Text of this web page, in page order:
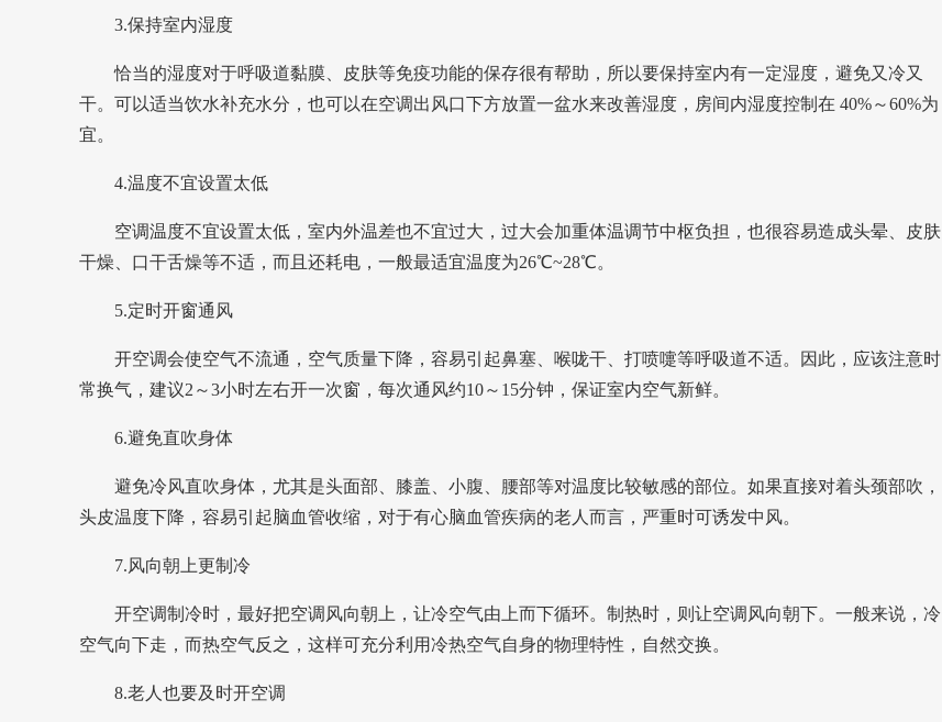
3.保持室内湿度
恰当的湿度对于呼吸道黏膜、皮肤等免疫功能的保存很有帮助，所以要保持室内有一定湿度，避免又冷又
干。可以适当饮水补充水分， 也可以在空调出风口下方放置一盆水来改善湿度，房间内湿度控制在 40%～60%为
宜。
4.温度不宜设置太低
空调温度不宜设置太低，室内外温差也不宜过大，过大会加重体温调节中枢负担，也很容易造成头晕、皮肤
干燥、口干舌燥等不适，而且还耗电， 一般最适宜温度为26℃~28℃。
5.定时开窗通风
开空调会使空气不流通，空气质量下降，容易引起鼻塞、喉咙干、打喷嚏等呼吸道不适。因此，应该注意时
常换气， 建议2～3小时左右开一次窗，每次通风约10～15分钟 ，保证室内空气新鲜。
6.避免直吹身体
避免冷风直吹身体，尤其是头面部、膝盖、小腹、腰部等对温度比较敏感的部位。如果直接对着头颈部吹，
头皮温度下降，容易引起脑血管收缩，对于有心脑血管疾病的老人而言，严重时可诱发中风。
7.风向朝上更制冷
开空调制冷时，最好把空调风向朝上，让冷空气由上而下循环。制热时，则让空调风向朝下。 一般来说，冷
空气向下走，而热空气反之，这样可充分利用冷热空气自身的物理特性，自然交换。
8.老人也要及时开空调